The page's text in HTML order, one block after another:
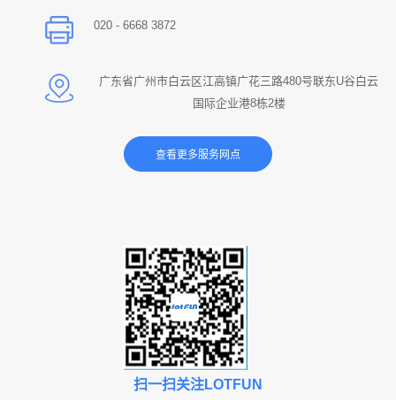
020 - 6668 3872
广东省广州市白云区江高镇广花三路480号联东U谷白云
国际企业港8栋2楼
扫一扫关注LOTFUN